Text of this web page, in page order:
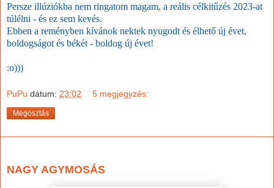
Persze illúziókba nem ringatom magam, a reális célkitűzés 2023-at
túlélni - és ez sem kevés.
Ebben a reményben kívánok nektek nyugodt és élhető új évet,
boldogságot és békét - boldog új évet!
:o)))
PuPu dátum: 23:02 5 megjegyzés:
Megosztás
NAGY AGYMOSÁS